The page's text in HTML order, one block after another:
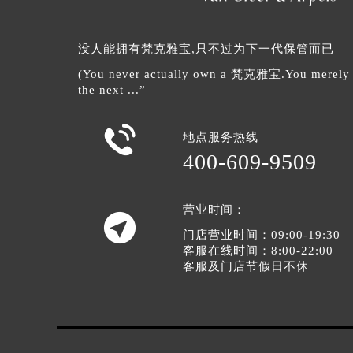
没人能拥有梵克雅宝,只不过为下一代保管而已
(You never actually own a 梵克雅宝.You
the next ...”
 地点服务热线
400-609-9509

营业时间：
门店营业时间：09:00-19:30
客服在线时间：8:00-22:00
客服及门店节假日不休